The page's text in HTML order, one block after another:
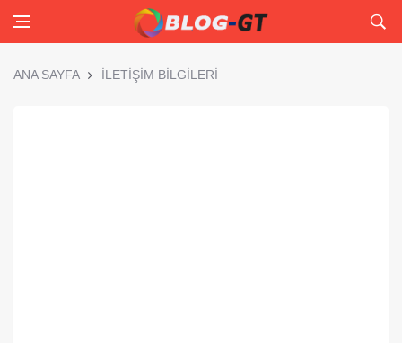
ANA SAYFA İLETİŞİM BİLGİLERİ